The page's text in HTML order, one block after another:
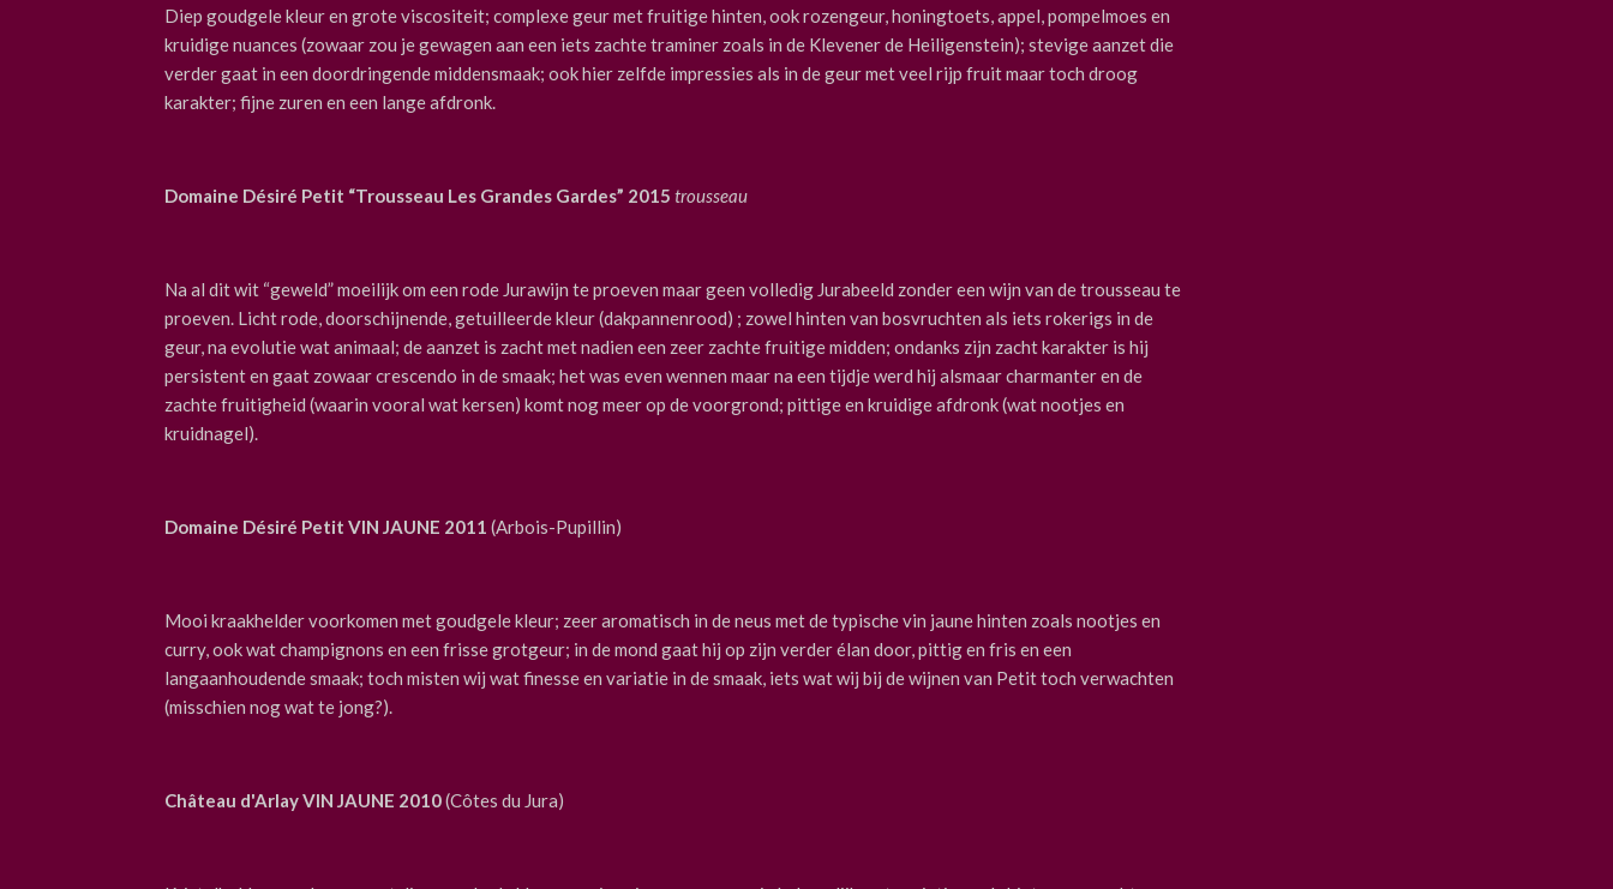
Diep goudgele kleur en grote viscositeit; complexe geur met fruitige hinten, ook rozengeur, honingtoets, appel, pompelmoes en
kruidige nuances (zowaar zou je gewagen aan een iets zachte traminer zoals in de Klevener de Heiligenstein); stevige aanzet die
verder gaat in een doordringende middensmaak; ook hier zelfde impressies als in de geur met veel rijp fruit maar toch droog
karakter; fijne zuren en een lange afdronk.
Domaine Désiré Petit “Trousseau Les Grandes Gardes” 2015 trousseau
Na al dit wit “geweld” moeilijk om een rode Jurawijn te proeven maar geen volledig Jurabeeld zonder een wijn van de trousseau te
proeven. Licht rode, doorschijnende, getuilleerde kleur (dakpannenrood) ; zowel hinten van bosvruchten als iets rokerigs in de
geur, na evolutie wat animaal; de aanzet is zacht met nadien een zeer zachte fruitige midden; ondanks zijn zacht karakter is hij
persistent en gaat zowaar crescendo in de smaak; het was even wennen maar na een tijdje werd hij alsmaar charmanter en de
zachte fruitigheid (waarin vooral wat kersen) komt nog meer op de voorgrond; pittige en kruidige afdronk (wat nootjes en
kruidnagel).
Domaine Désiré Petit VIN JAUNE 2011 (Arbois-Pupillin)
Mooi kraakhelder voorkomen met goudgele kleur; zeer aromatisch in de neus met de typische vin jaune hinten zoals nootjes en
curry, ook wat champignons en een frisse grotgeur; in de mond gaat hij op zijn verder élan door, pittig en fris en een
langaanhoudende smaak; toch misten wij wat finesse en variatie in de smaak, iets wat wij bij de wijnen van Petit toch verwachten
(misschien nog wat te jong?).
Château d'Arlay VIN JAUNE 2010(Côtes du Jura)